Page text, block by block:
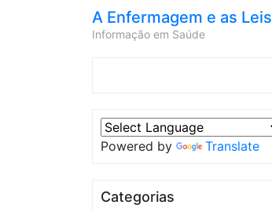
A Enfermagem e as Leis
Informação em Saúde
Powered by Translate
Categorias